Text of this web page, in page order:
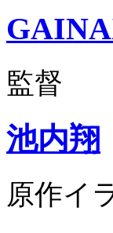
監督
池内翔
原作イ